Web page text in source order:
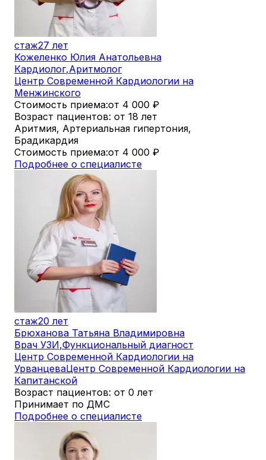
стаж27 лет
Кожеленко Юлия Анатольевна
Кардиолог,Аритмолог
Центр Современной Кардиологии на
Менжинского
Стоимость приема:от 4 000 ₽
Возраст пациентов: от 18 лет
Аритмия, Артериальная гипертония,
Брадикардия
Стоимость приема:от 4 000 ₽
Подробнее о специалисте
стаж20 лет
Брюханова Татьяна Владимировна
Врач УЗИ,Функциональный диагност
Центр Современной Кардиологии на
УрванцеваЦентр Современной Кардиологии на
Капитанской
Возраст пациентов: от 0 лет
Принимает по ДМС
Подробнее о специалисте